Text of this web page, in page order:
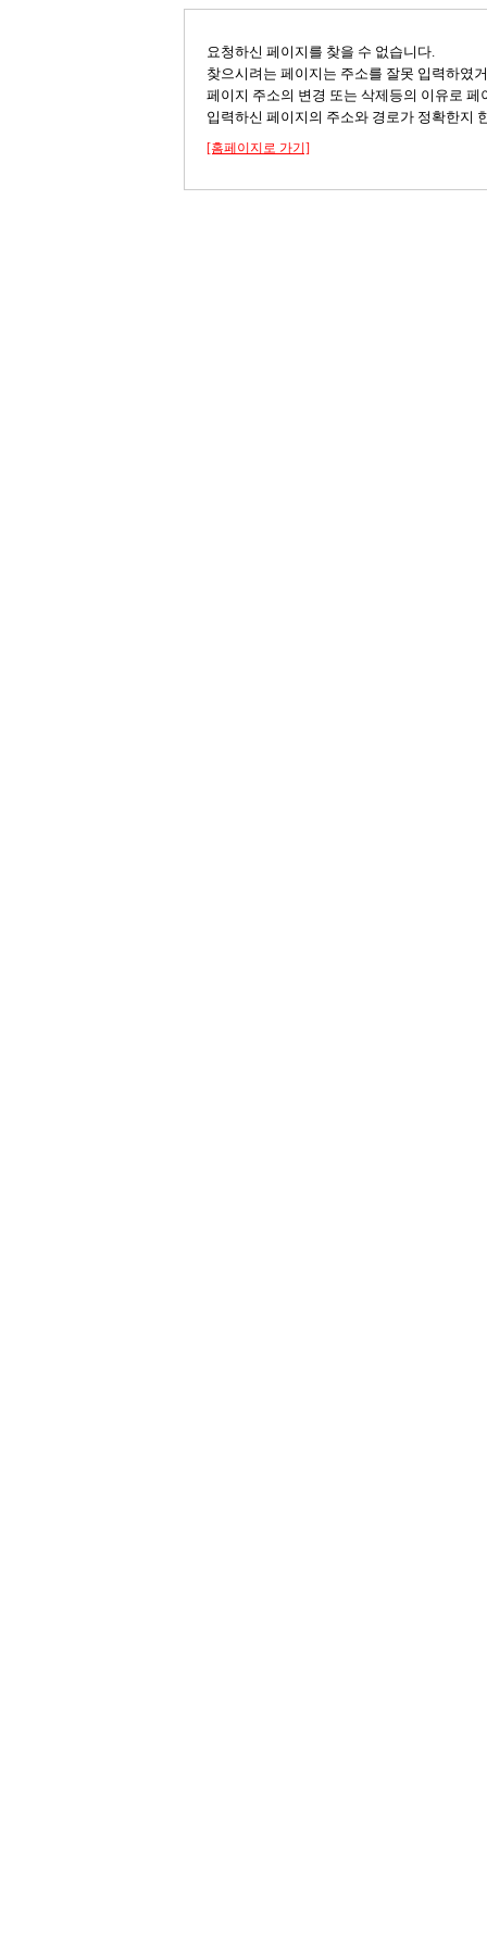
요청하신 페이지를 찾을 수 없습니다.
찾으시려는 페이지는 주소를 잘못 입력하였
페이지 주소의 변경 또는 삭제등의 이유로 페
입력하신 페이지의 주소와 경로가 정확한지
[홈페이지로 가기]